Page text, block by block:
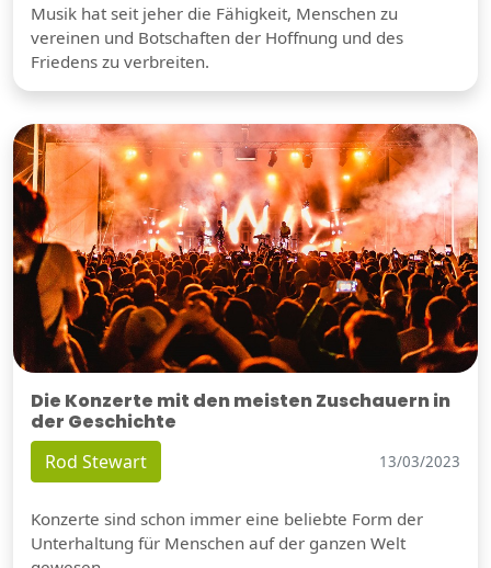
Musik hat seit jeher die Fähigkeit, Menschen zu
vereinen und Botschaften der Hoffnung und des
Friedens zu verbreiten.
Die Konzerte mit den meisten Zuschauern in
der Geschichte
Rod Stewart 13/03/2023
Konzerte sind schon immer eine beliebte Form der
Unterhaltung für Menschen auf der ganzen Welt